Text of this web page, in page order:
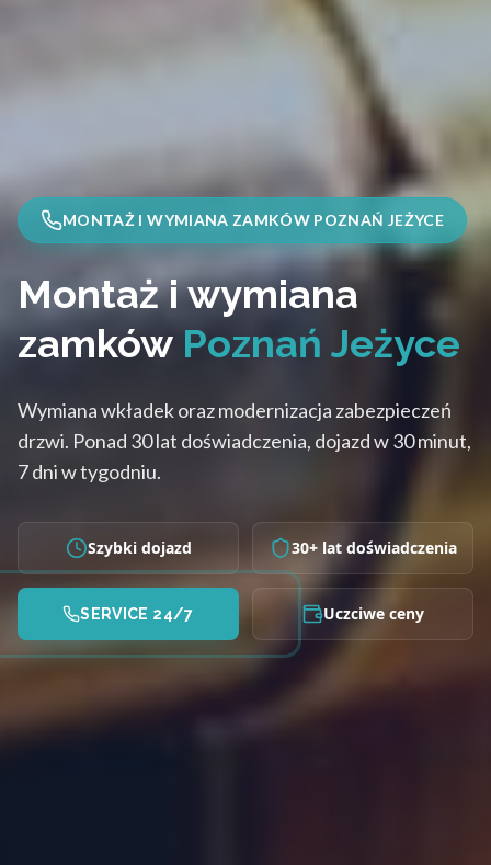
MONTAŻ I WYMIANA ZAMKÓW POZNAŃ JEŻYCE
Montaż i wymiana
zamków Poznań Jeżyce
Wymiana wkładek oraz modernizacja zabezpieczeń
drzwi. Ponad 30 lat doświadczenia, dojazd w 30 minut,
7 dni w tygodniu.
Szybki dojazd 30+ lat doświadczenia
SERVICE 24/7 Uczciwe ceny